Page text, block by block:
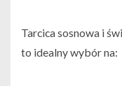
Tarcica sosnowa i
to idealny wybór na: